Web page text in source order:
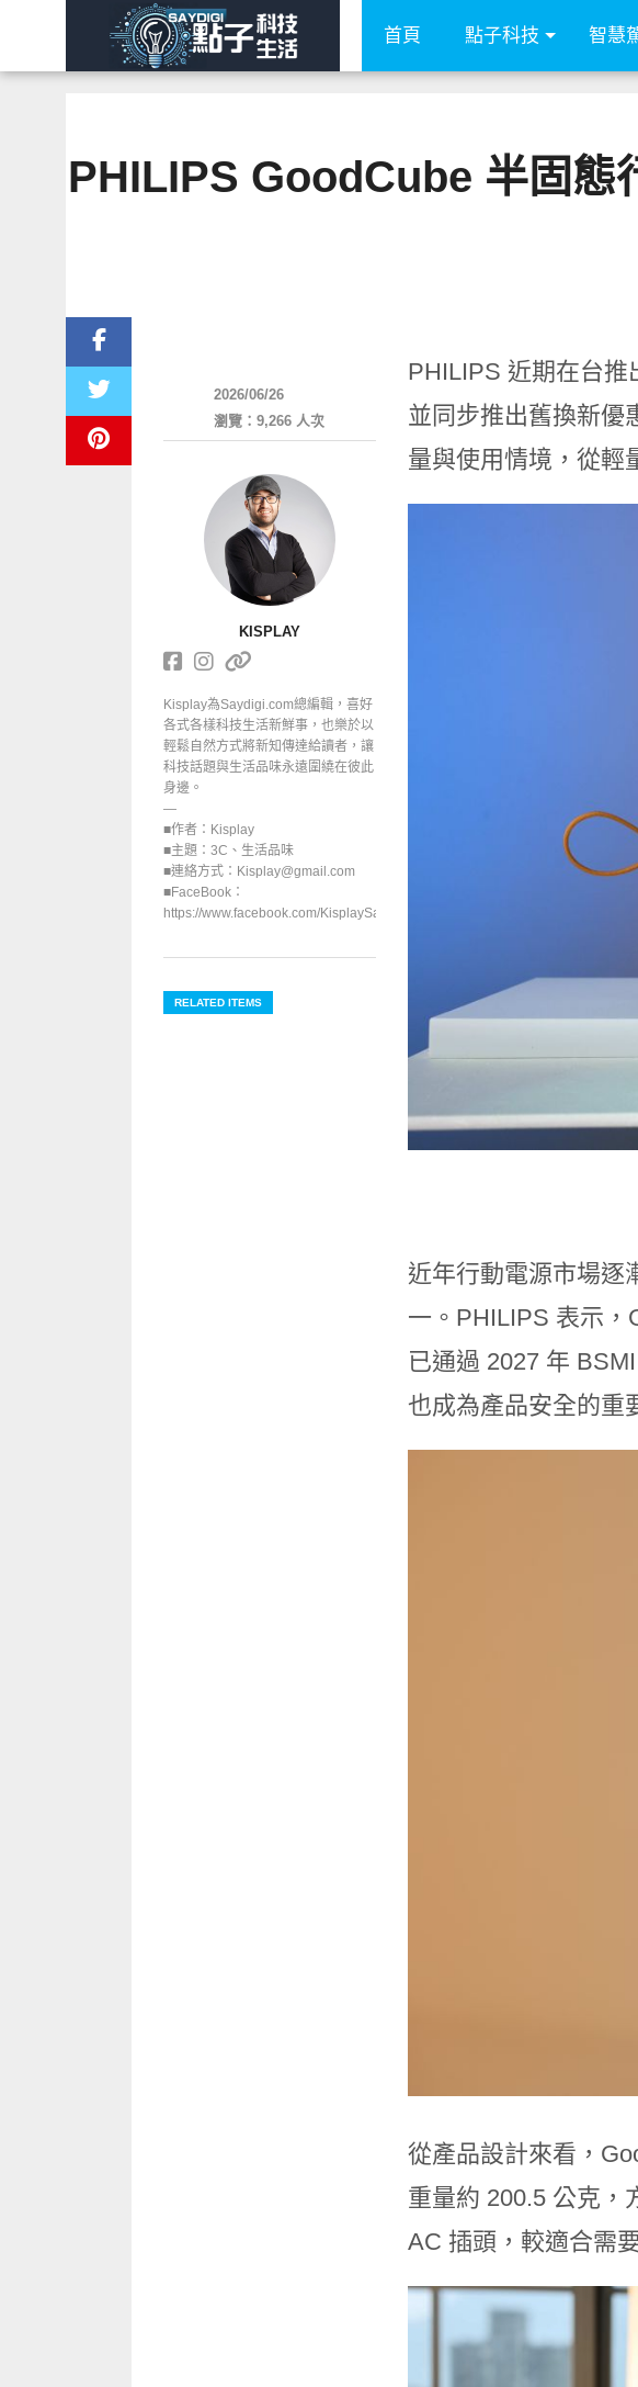
首頁 點子科技 智慧
PHILIPS GoodCube 半固態
PHILIPS 近期在台推
並同步推出舊換新優
量與使用情境，從輕
近年行動電源市場逐
一。PHILIPS 表示，
已通過 2027 年
也成為產品安全的重
從產品設計來看，
重量約 200.5 公克，
AC 插頭，較適合需
2026/06/26
瀏覽：9,266 人次
KISPLAY
Kisplay為Saydigi.com總編輯，喜好
各式各樣科技生活新鮮事，也樂於以
輕鬆自然方式將新知傳達給讀者，讓
科技話題與生活品味永遠圍繞在彼此
身邊。
—
■作者：Kisplay
■主題：3C、生活品味
■連絡方式：Kisplay@gmail.com
■FaceBook：
https://www.facebook.com/KisplaySayGoodbuy/
RELATED ITEMS